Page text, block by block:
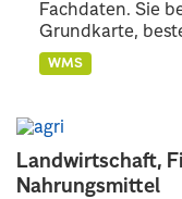
Landwirtschaft,
Nahrungsmittel
Fachdaten. Sie
Grundkarte,
WMS